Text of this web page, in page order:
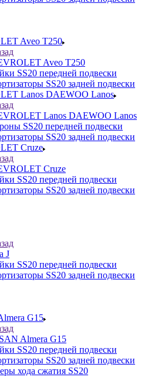
Aveo T250
Aveo T250
SS20 передней подвески
SS20 задней подвески
Lanos DAEWOO Lanos
Lanos DAEWOO Lanos
SS20 передней подвески
SS20 задней подвески
Cruze
Cruze
SS20 передней подвески
SS20 задней подвески
J
SS20 передней подвески
SS20 задней подвески
G15
Almera G15
SS20 передней подвески
SS20 задней подвески
хода сжатия SS20